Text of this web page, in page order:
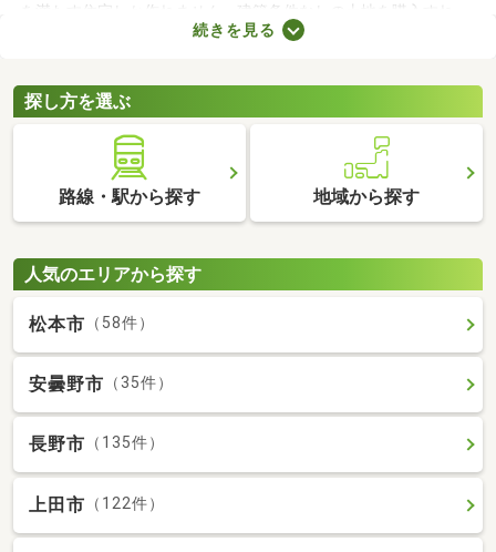
を満たす住宅しか作れません。建築条件なしの土地を購入すれ
ば、自由度の高い注文住宅を建てられるため、家族全員の理想を
境をチェックして、好みの場所にある土地を購入しましょう。
続きを見る
探し方を選ぶ
路線・駅から探す 地域から探す
人気のエリアから探す
松本市 （58件）
安曇野市 （35件）
長野市 （135件）
上田市 （122件）